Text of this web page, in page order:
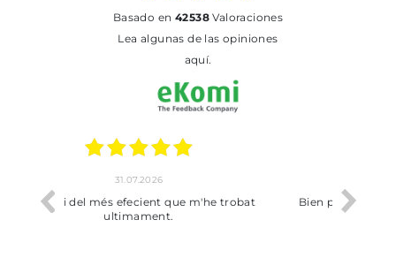
basado en 42538Valoraciones
Lea algunas de las opiniones
aquí.
trobat
Bien pero soy de Vilafranca y no me ha
dejado recoger en tienda